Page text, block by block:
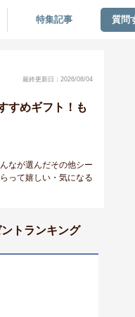
特集記事 質問
最終更新日：2026/08/04
すめギフト！も
なが選んだその他シー
って嬉しい・気になる
トランキング